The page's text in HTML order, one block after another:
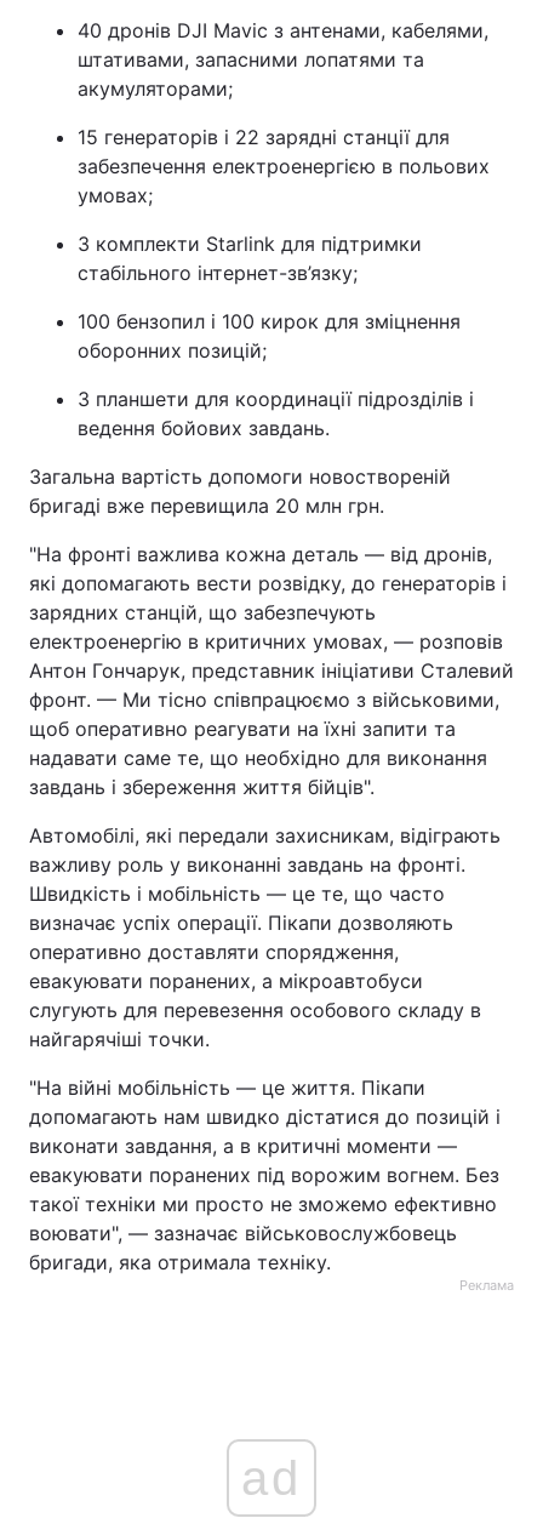
40 дронів DJI Mavic з антенами, кабелями,
штативами, запасними лопатями та
акумуляторами;
15 генераторів і 22 зарядні станції для
забезпечення електроенергією в польових
умовах;
3 комплекти Starlink для підтримки
стабільного інтернет-зв’язку;
100 бензопил і 100 кирок для зміцнення
оборонних позицій;
3 планшети для координації підрозділів і
ведення бойових завдань.
Загальна вартість допомоги новоствореній
бригаді вже перевищила 20 млн грн.
"На фронті важлива кожна деталь — від дронів,
які допомагають вести розвідку, до генераторів і
зарядних станцій, що забезпечують
електроенергію в критичних умовах, — розповів
Антон Гончарук, представник ініціативи Сталевий
фронт. — Ми тісно співпрацюємо з військовими,
щоб оперативно реагувати на їхні запити та
надавати саме те, що необхідно для виконання
завдань і збереження життя бійців".
Автомобілі, які передали захисникам, відіграють
важливу роль у виконанні завдань на фронті.
Швидкість і мобільність — це те, що часто
визначає успіх операції. Пікапи дозволяють
оперативно доставляти спорядження,
евакуювати поранених, а мікроавтобуси
слугують для перевезення особового складу в
найгарячіші точки.
"На війні мобільність — це життя. Пікапи
допомагають нам швидко дістатися до позицій і
виконати завдання, а в критичні моменти —
евакуювати поранених під ворожим вогнем. Без
такої техніки ми просто не зможемо ефективно
воювати", — зазначає військовослужбовець
бригади, яка отримала техніку.
Реклама
ad